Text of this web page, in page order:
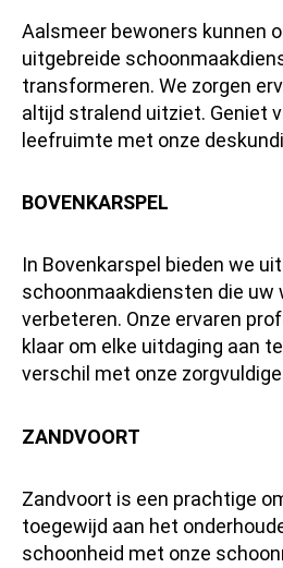
Aalsmeer bewoners kunnen
uitgebreide
transformeren. We zorgen
altijd stralend uitziet. Geniet
leefruimte met onze
BOVENKARSPEL
In Bovenkarspel bieden we
schoonmaakdiensten die uw
verbeteren. Onze ervaren
klaar om elke uitdaging aan
verschil met onze
ZANDVOORT
Zandvoort is een prachtige
toegewijd aan het
schoonheid met onze